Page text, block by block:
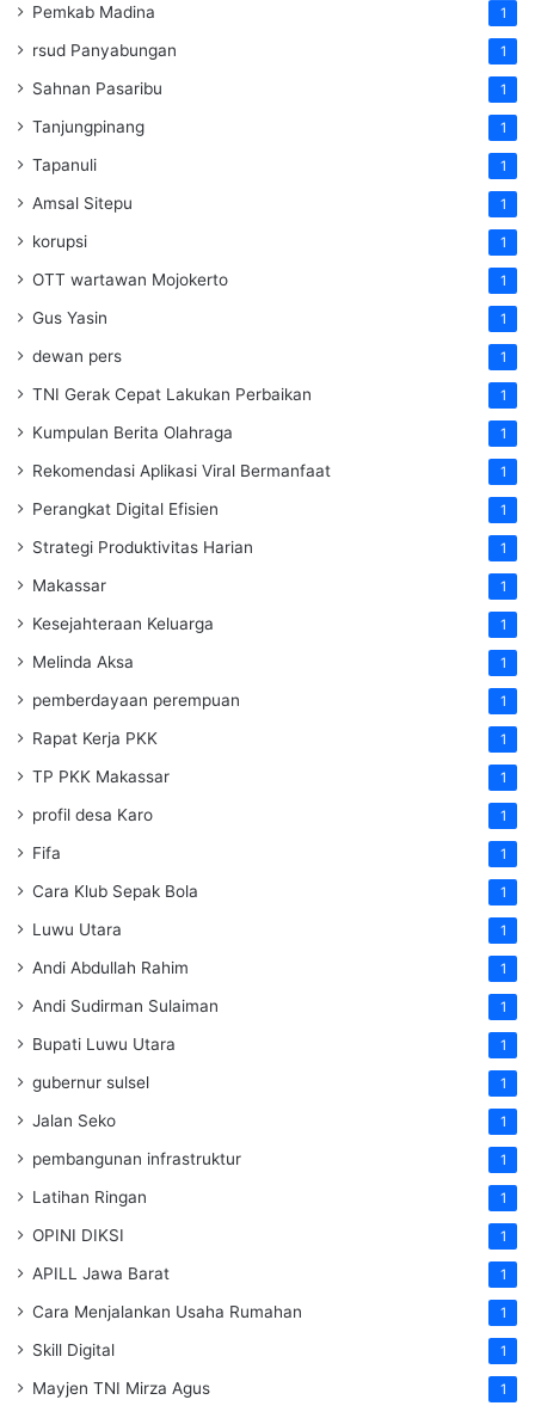
Pemkab Madina 1
rsud Panyabungan 1
Sahnan Pasaribu 1
Tanjungpinang 1
Tapanuli 1
Amsal Sitepu 1
korupsi 1
OTT wartawan Mojokerto 1
Gus Yasin 1
dewan pers 1
TNI Gerak Cepat Lakukan Perbaikan 1
Kumpulan Berita Olahraga 1
Rekomendasi Aplikasi Viral Bermanfaat 1
Perangkat Digital Efisien 1
Strategi Produktivitas Harian 1
Makassar 1
Kesejahteraan Keluarga 1
Melinda Aksa 1
pemberdayaan perempuan 1
Rapat Kerja PKK 1
TP PKK Makassar 1
profil desa Karo 1
Fifa 1
Cara Klub Sepak Bola 1
Luwu Utara 1
Andi Abdullah Rahim 1
Andi Sudirman Sulaiman 1
Bupati Luwu Utara 1
gubernur sulsel 1
Jalan Seko 1
pembangunan infrastruktur 1
Latihan Ringan 1
OPINI DIKSI 1
APILL Jawa Barat 1
Cara Menjalankan Usaha Rumahan 1
Skill Digital 1
Mayjen TNI Mirza Agus 1